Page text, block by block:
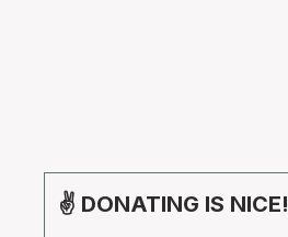
✌ DONATING IS NICE!